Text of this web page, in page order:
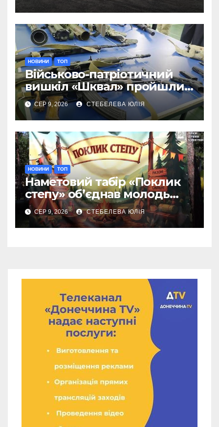
НОВИНИ ТОП
Військово-патріотичний
вишкіл «Шквал» пройшли
80 представників молоді
Донеччини
СЕР 9, 2026 СТЕБЕЛЕВА ЮЛІЯ
НОВИНИ ТОП
Наметовий табір «Поклик
степу» об’єднав молодь
Донеччини
СЕР 9, 2026 СТЕБЕЛЕВА ЮЛІЯ